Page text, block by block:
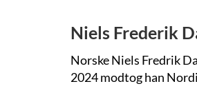
Niels Frederik
Norske Niels Fredrik
2024 modtog han